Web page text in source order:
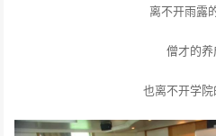
离不开雨露
僧才的养
也离不开学院